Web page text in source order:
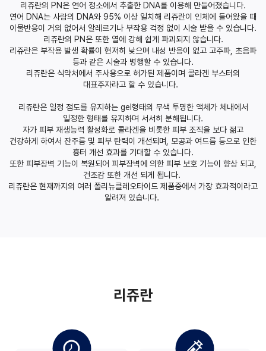
리쥬란의 PN은 연어 정소에서 추출한 DNA를 이용해 만들어졌습니다.
연어 DNA는 사람의 DNA와 95% 이상 일치해 리쥬란이 인체에 들어왔을 때
이물반응이 거의 없어서 알레르기나 부작용 걱정 없이 시술 받을 수 있습니다.
리쥬란의 PN은 또한 열에 강해 쉽게 파괴되지 않습니다.
리쥬란은 부작용 발생 확률이 현저히 낮으며 내성 반응이 없고 고주파, 초음파
등과 같은 시술과 병행할 수 있습니다.
리쥬란은 식약처에서 주사용으로 허가된 제품이며 콜라겐 부스터의
대표주자라고 할 수 있습니다.
리쥬란은 일정 점도를 유지하는 gel형태의 무색 투명한 액체가 체내에서
일정한 형태를 유지하며 서서히 분해됩니다.
자가 피부 재생능력 활성화로 콜라겐을 비롯한 피부 조직을 보다 젊고
건강하게 하여서 잔주름 및 피부 탄력이 개선되며, 모공과 여드름 등으로 인한
흉터 개선 효과를 기대할 수 있습니다.
또한 피부장벽 기능이 복원되어 피부장벽에 의한 피부 보호 기능이 향상 되고,
건조감 또한 개선 되게 됩니다.
리쥬란은 현재까지의 여러 폴리뉴클레오타이드 제품중에서 가장 효과적이라고
알려져 있습니다.
리쥬란